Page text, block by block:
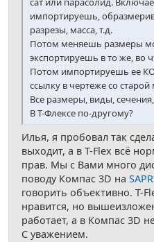
импортируешь,
разрезы, масса, т.д.
Потом меняешь размеры
экспортируешь в то же, во
Потом импортируешь ее
ссылку в чертеже со
Все размеры, виды,
В Т-Флексе по-другому?
Илья, я пробовал так
выходит, а в T-Flex всё
прав. Мы с Вами много
поводу Компас 3D на
говорить объективно. T-
нравится, но
работает, а в Компас 3D
С уважением.